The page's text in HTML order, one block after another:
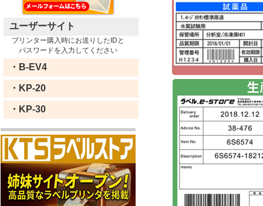
ユーザーサイト
プリンター購入時にお送りしたIDと
パスワードを入力してください
・B-EV4
・KP-20
・KP-30